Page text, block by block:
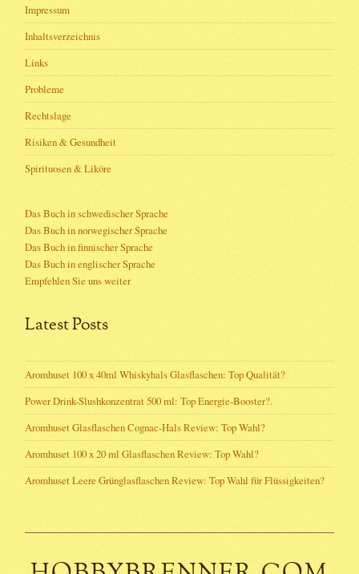
Impressum
Inhaltsverzeichnis
Links
Probleme
Rechtslage
Risiken & Gesundheit
Spirituosen & Liköre
Das Buch in schwedischer Sprache
Das Buch in norwegischer Sprache
Das Buch in finnischer Sprache
Das Buch in englischer Sprache
Empfehlen Sie uns weiter
Latest Posts
Aromhuset 100 x 40ml Whiskyhals Glasflaschen: Top Qualität?
Power Drink-Slushkonzentrat 500 ml: Top Energie-Booster?.
Aromhuset Glasflaschen Cognac-Hals Review: Top Wahl?
Aromhuset 100 x 20 ml Glasflaschen Review: Top Wahl?
Aromhuset Leere Grünglasflaschen Review: Top Wahl für Flüssigkeiten?